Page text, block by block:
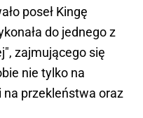
poseł Kingę
do jednego z
zajmującego się
nie tylko na
na przekleństwa oraz